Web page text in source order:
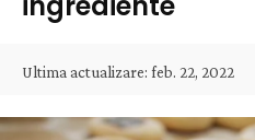
Ultima actualizare: feb. 22, 2022